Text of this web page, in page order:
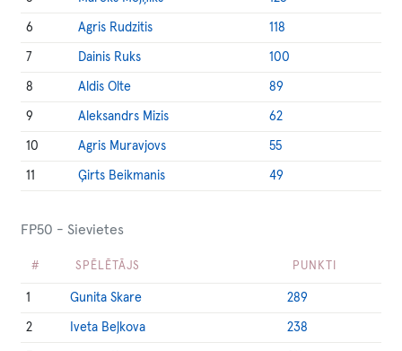
6 Agris Rudzitis 118
7 Dainis Ruks 100
8 Aldis Olte 89
9 Aleksandrs Mizis 62
10 Agris Muravjovs 55
11 Ģirts Beikmanis 49
FP50 - Sievietes
# SPĒLĒTĀJS PUNKTI
1 Gunita Skare 289
2 Iveta Beļkova 238